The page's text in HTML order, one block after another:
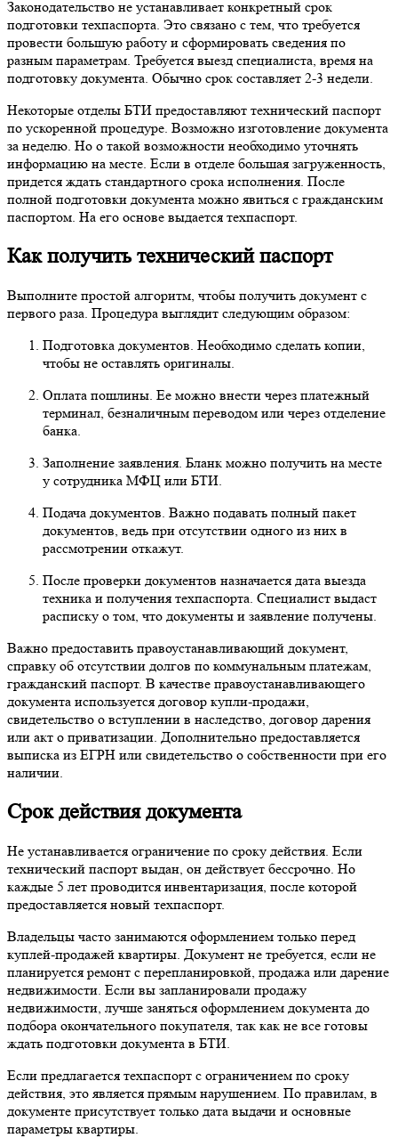
Законодательство не устанавливает конкретный срок
подготовки техпаспорта. Это связано с тем, что требуется
провести большую работу и сформировать сведения по
разным параметрам. Требуется выезд специалиста, время на
подготовку документа. Обычно срок составляет 2-3 недели.
Некоторые отделы БТИ предоставляют технический паспорт
по ускоренной процедуре. Возможно изготовление документа
за неделю. Но о такой возможности необходимо уточнять
информацию на месте. Если в отделе большая загруженность,
придется ждать стандартного срока исполнения. После
полной подготовки документа можно явиться с гражданским
паспортом. На его основе выдается техпаспорт.
Как получить технический паспорт
Выполните простой алгоритм, чтобы получить документ с
первого раза. Процедура выглядит следующим образом:
Подготовка документов. Необходимо сделать копии,
чтобы не оставлять оригиналы.
Оплата пошлины. Ее можно внести через платежный
терминал, безналичным переводом или через отделение
банка.
Заполнение заявления. Бланк можно получить на месте
у сотрудника МФЦ или БТИ.
Подача документов. Важно подавать полный пакет
документов, ведь при отсутствии одного из них в
рассмотрении откажут.
После проверки документов назначается дата выезда
техника и получения техпаспорта. Специалист выдаст
расписку о том, что документы и заявление получены.
Важно предоставить правоустанавливающий документ,
справку об отсутствии долгов по коммунальным платежам,
гражданский паспорт. В качестве правоустанавливающего
документа используется договор купли-продажи,
свидетельство о вступлении в наследство, договор дарения
или акт о приватизации. Дополнительно предоставляется
выписка из ЕГРН или свидетельство о собственности при его
наличии.
Срок действия документа
Не устанавливается ограничение по сроку действия. Если
технический паспорт выдан, он действует бессрочно. Но
каждые 5 лет проводится инвентаризация, после которой
предоставляется новый техпаспорт.
Владельцы часто занимаются оформлением только перед
куплей-продажей квартиры. Документ не требуется, если не
планируется ремонт с перепланировкой, продажа или дарение
недвижимости. Если вы запланировали продажу
недвижимости, лучше заняться оформлением документа до
подбора окончательного покупателя, так как не все готовы
ждать подготовки документа в БТИ.
Если предлагается техпаспорт с ограничением по сроку
действия, это является прямым нарушением. По правилам, в
документе присутствует только дата выдачи и основные
параметры квартиры.